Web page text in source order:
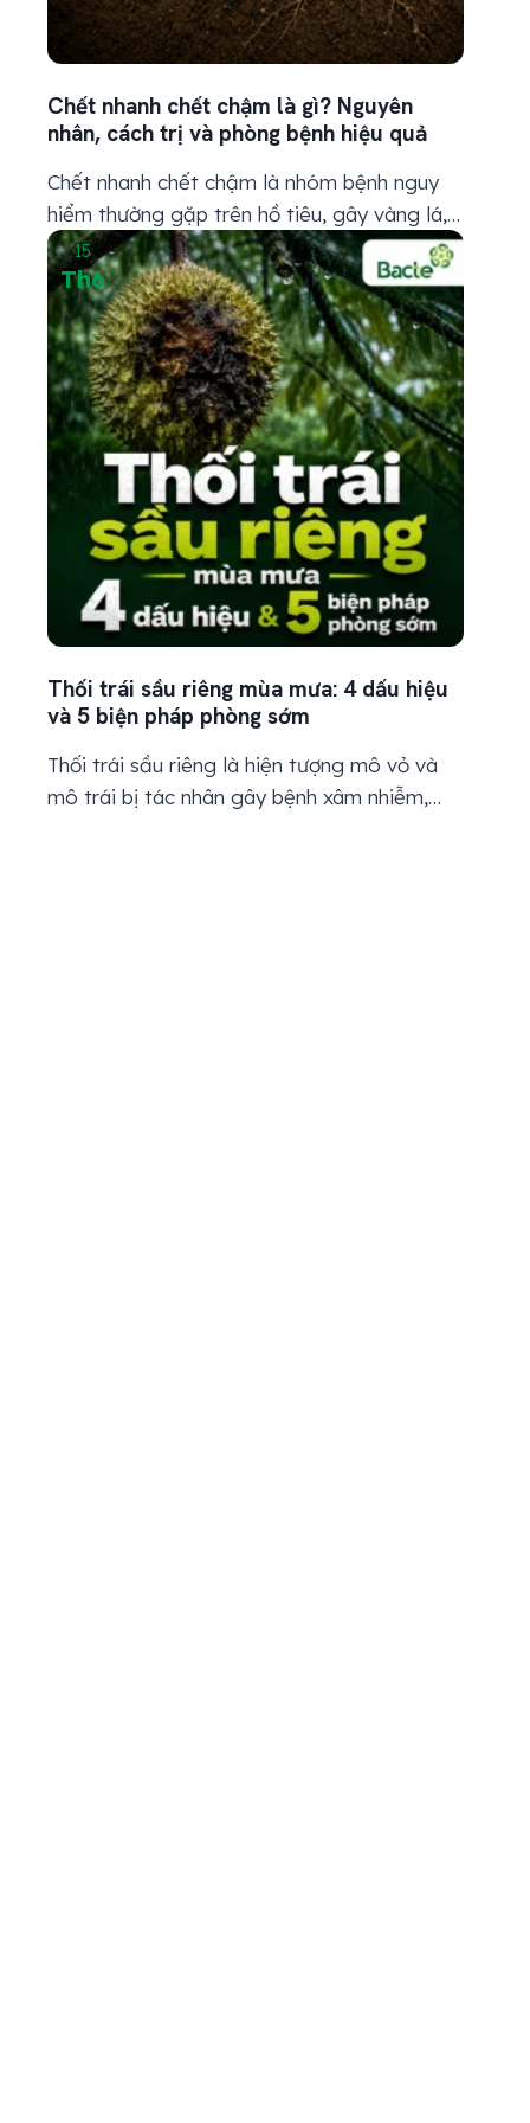
Chết nhanh chết chậm là gì? Nguyên
nhân, cách trị và phòng bệnh hiệu quả
Chết nhanh chết chậm là nhóm bệnh nguy
hiểm thường gặp trên hồ tiêu, gây vàng lá,
thối rễ, héo rũ và chết cây nếu phát hiện trễ.
Muốn xử lý hiệu quả, bà con cần nhận diện
đúng nguyên nhân, dấu hiệu và cách phòng
bệnh từ vùng gốc rễ. 1. Chết nhanh chết...
15
Th6
Thối trái sầu riêng mùa mưa: 4 dấu hiệu
và 5 biện pháp phòng sớm
Thối trái sầu riêng là hiện tượng mô vỏ và
mô trái bị tác nhân gây bệnh xâm nhiễm,